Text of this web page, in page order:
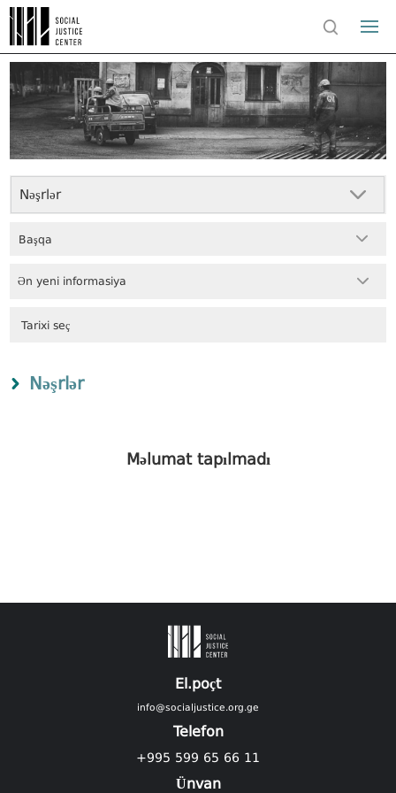
Nəşrlər
Başqa
Ən yeni informasiya
Nəşrlər
Məlumat tapılmadı
El.poçt
info@socialjustice.org.ge
Telefon
+995 599 65 66 11
Ünvan